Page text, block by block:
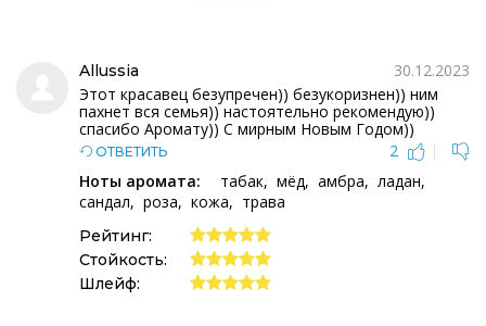
Allussia
30.12.2023
Этот красавец безупречен)) безукоризнен)) ним
пахнет вся семья)) настоятельно рекомендую))
спасибо Аромату)) С мирным Новым Годом))
ОТВЕТИТЬ 2
|
Ноты аромата:
табак мёд амбра
ладан
сандал
роза кожа трава
Рейтинг:
Стойкость:
Шлейф: